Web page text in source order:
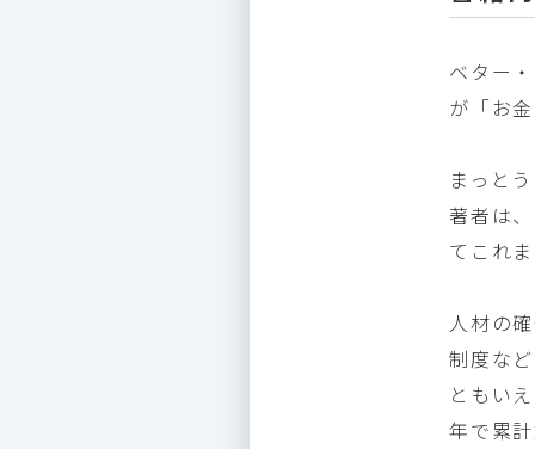
ベター
が「お
まっと
著者は
てこれ
人材の
制度な
ともい
年で累